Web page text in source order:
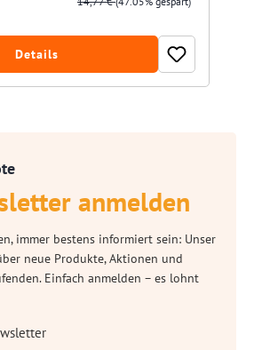
Details
anmelden
immer bestens informiert sein: Unser
neue Produkte, Aktionen und
Einfach anmelden – es lohnt